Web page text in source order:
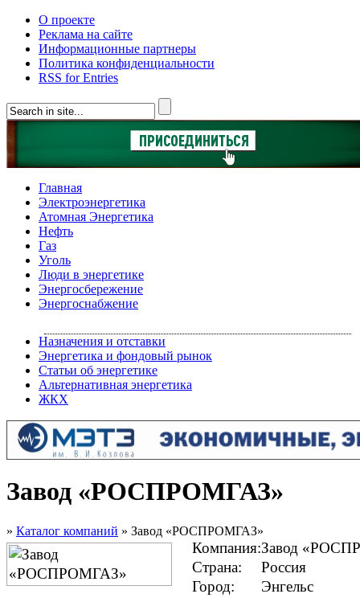
О проекте
Реклама на сайте
Информационные партнеры
Политика конфиденциальности
RSS for Entries
Главная
Электроэнергетика
Атомная Энергетика
Нефть
Газ
Уголь
Люди в энергетике
Энергосбережение
Энергоснабжение
Назначения и отставки
Энергетика и фондовый рынок
Статьи об энергетике
Альтернативная энергетика
ЖКХ
Завод «РОСПРОМГАЗ»
» Каталог компаний » Завод «РОСПРОМГАЗ»
Компания:Завод
Страна:
Россия
Город:
Энгельс